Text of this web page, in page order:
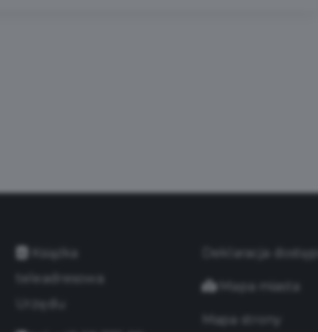
Książka
teleadresowa
Deklaracja
Mapa miasta
Mapa strony